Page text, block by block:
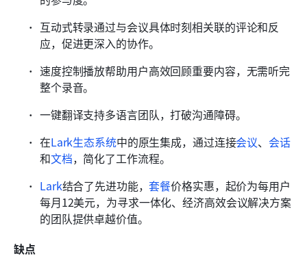
互动式转录通过与会议具体时刻相关联的评论和反
应，促进更深入的协作。
速度控制播放帮助用户高效回顾重要内容，无需听完
整个录音。
一键翻译支持多语言团队，打破沟通障碍。
在Lark生态系统中的原生集成，通过连接会议、 会话
和文档，简化了工作流程。
Lark结合了先进功能，套餐价格实惠，起价为每用户
每月12美元，为寻求一体化、经济高效会议解决方案
的团队提供卓越价值。
缺点